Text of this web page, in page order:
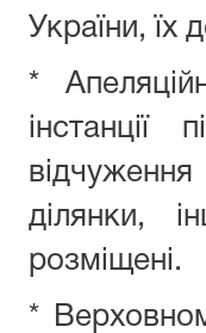
України, їх
*
ділянки,
розміщені.
*